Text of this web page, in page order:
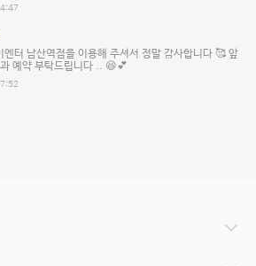
터 남산역점을 이용해 주셔서 정말 감사합니다 🥰 앞
예약 부탁드립니다 .. 😆💕